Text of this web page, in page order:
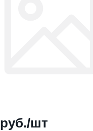
руб./шт